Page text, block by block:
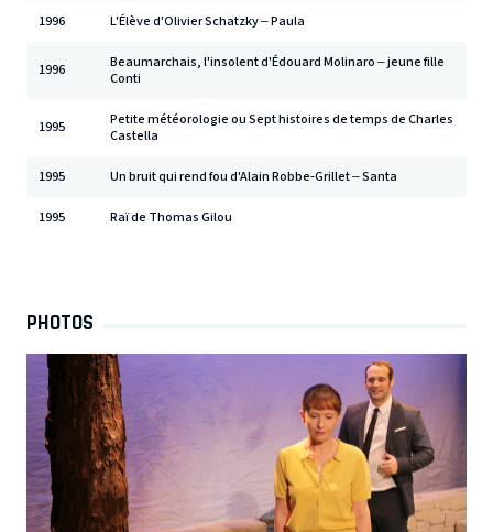
1996 L'Élève d'Olivier Schatzky – Paula
1996
Beaumarchais, l'insolent d'Édouard Molinaro – jeune fille
Conti
1995
Petite météorologie ou Sept histoires de temps de Charles
Castella
1995 Un bruit qui rend fou d'Alain Robbe-Grillet – Santa
1995 Raï de Thomas Gilou
PHOTOS